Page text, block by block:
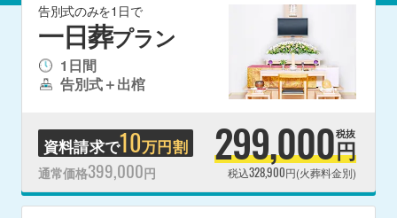
告別式のみを1日で
一日葬プラン
1日間
告別式＋出棺
資料請求で10万円割
通常価格399,000円
299,000円
税抜
税込328,900円(火葬料金別)